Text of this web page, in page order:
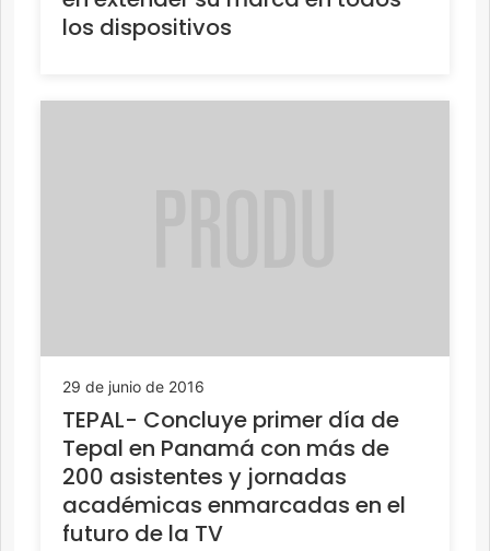
los dispositivos
29 de junio de 2016
TEPAL- Concluye primer día de
Tepal en Panamá con más de
200 asistentes y jornadas
académicas enmarcadas en el
futuro de la TV